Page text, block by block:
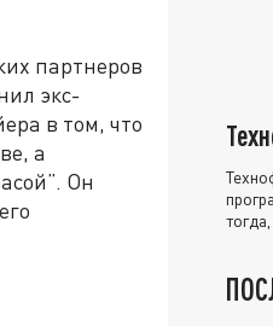
партнеров
экс-
в том, что
а
Он